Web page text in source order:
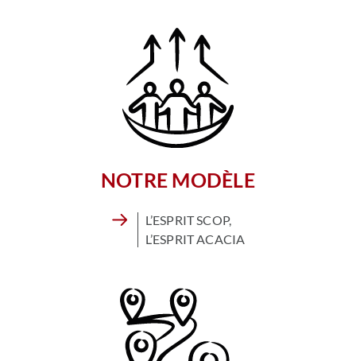
NOTRE MODÈLE
L’ESPRIT SCOP,
L’ESPRIT ACACIA